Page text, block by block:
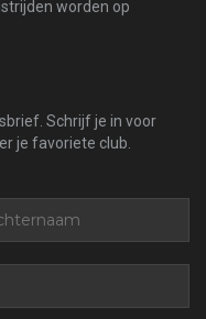
worden op
Schrijf je in voor
je favoriete club.